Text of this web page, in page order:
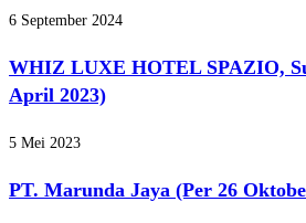
6 September 2024
WHIZ LUXE HOTEL SPAZIO,
April 2023)
5 Mei 2023
PT. Marunda Jaya (Per 26